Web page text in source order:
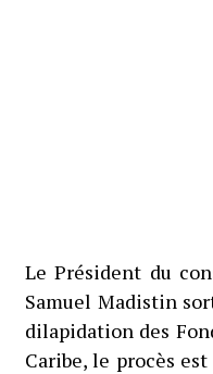
Le Président du
Samuel Madistin
dilapidation des
Caribe, le procès